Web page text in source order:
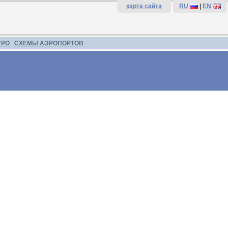
карта сайта RU EN
СХЕМЫ АЭРОПОРТОВ